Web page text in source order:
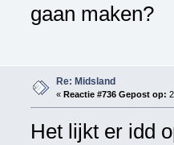
gaan maken?
Re: Midsland
« Reactie #736 Gepost op:
Het lijkt er idd